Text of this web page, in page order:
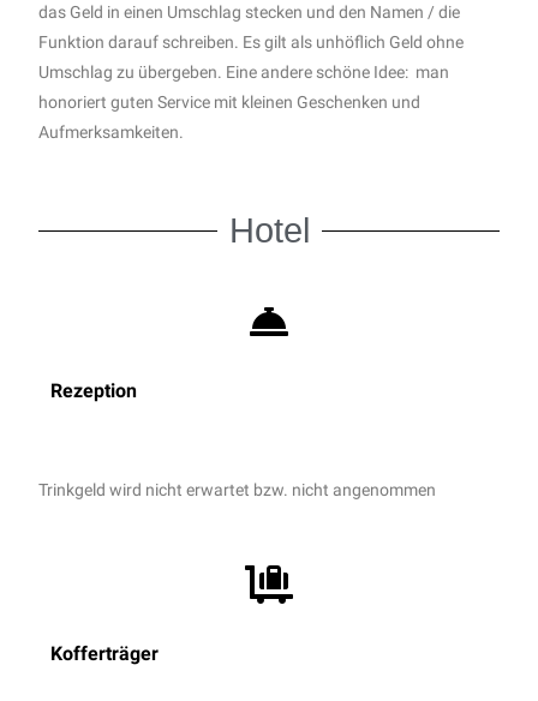
das Geld in einen Umschlag stecken und den Namen / die
Funktion darauf schreiben. Es gilt als unhöflich Geld ohne
Umschlag zu übergeben. Eine andere schöne Idee: man
honoriert gutenService mit kleinen Geschenken und
Aufmerksamkeiten.
Hotel
Rezeption
Trinkgeld wird nicht erwartet bzw. nicht angenommen
Kofferträger